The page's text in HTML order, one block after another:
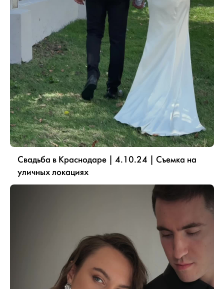
Свадьба в Краснодаре | 4.10.24 | Съемка на
уличных локациях